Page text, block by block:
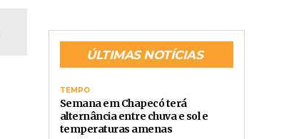
ÚLTIMAS NOTÍCIAS
TEMPO
Semana em Chapecó terá
alternância entre chuva e sol e
temperaturas amenas